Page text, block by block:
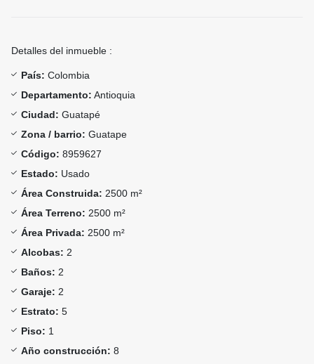
Detalles del inmueble :
País: Colombia
Departamento: Antioquia
Ciudad: Guatapé
Zona / barrio: Guatape
Código: 8959627
Estado: Usado
Área Construida: 2500 m²
Área Terreno: 2500 m²
Área Privada: 2500 m²
Alcobas: 2
Baños: 2
Garaje: 2
Estrato: 5
Piso: 1
Año construcción: 8